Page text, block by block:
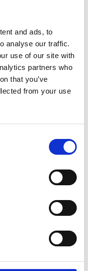
and ads, to
analyse our traffic.
use of our site with
partners who
that you’ve
from your use
på Nasdaq
(GAPW B).
som
enligt
från Valeo för